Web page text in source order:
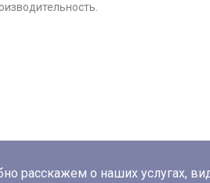
расскажем о наших услугах,